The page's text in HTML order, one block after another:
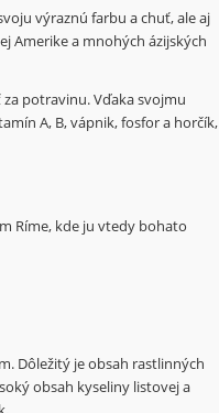
výraznú farbu a chuť, ale aj
Amerike a mnohých ázijských
potravinu. Vďaka svojmu
A, B, vápnik, fosfor a horčík,
Ríme, kde ju vtedy bohato
Dôležitý je obsah rastlinných
obsah kyseliny listovej a